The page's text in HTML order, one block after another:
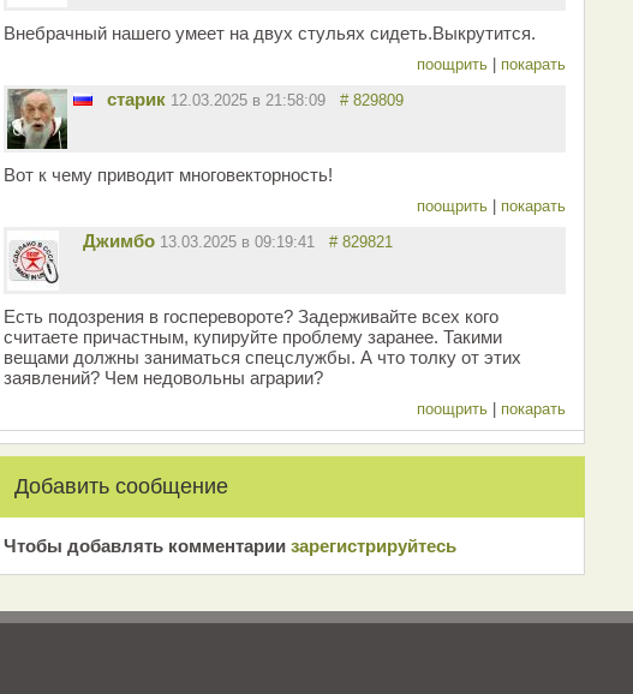
Внебрачный нашего умеет на двух стульях сидеть.Выкрутится.
поощрить покарать
старик 12.03.2025 в 21:58:09 # 829809
Вот к чему приводит многовекторность!
поощрить покарать
Джимбо 13.03.2025 в 09:19:41 # 829821
Есть подозрения в госперевороте? Задерживайте всех кого
считаете причастным, купируйте проблему заранее. Такими
вещами должны заниматься спецслужбы. А что толку от этих
заявлений? Чем недовольны аграрии?
поощрить покарать
Добавить сообщение
Чтобы добавлять комментарии зарeгиcтрирyйтeсь